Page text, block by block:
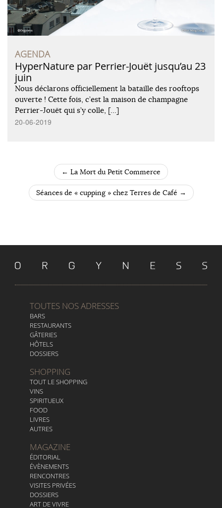
AGENDA
HyperNature par Perrier-Jouët jusqu’au 23
juin
Nous déclarons officiellement la bataille des rooftops
ouverte ! Cette fois, c’est la maison de champagne
Perrier-Jouët qui s’y colle, […]
20-06-2019
POST NAVIGATION
← La Mort du Petit Commerce
Séances de « cupping » chez Terres de Café →
TOUTES NOS ADRESSES
BARS
RESTAURANTS
GÂTERIES
HÔTELS
DOSSIERS
SHOPPING
TOUT LE SHOPPING
VINS
SPIRITUEUX
FOOD
LIVRES
AUTRES
MAGAZINE
ÉDITORIAL
ÉVÈNEMENTS
RENCONTRES
VISITES PRIVÉES
DOSSIERS
ART DE VIVRE